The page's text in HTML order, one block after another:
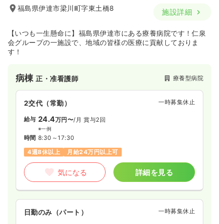
福島県伊達市梁川町字東土橋8 施設詳細
【いつも一生懸命に】福島県伊達市にある療養病院です！仁泉
会グループの一施設で、地域の皆様の医療に貢献しておりま
す！
病棟正・准看護師 療養型病院
2交代（常勤） 一時募集休止
給与 24.4万円〜/月 賞与2回
※一例
時間 8:30～17:30
4週8休以上
月給24万円以上可
気になる 詳細を見る
日勤のみ（パート） 一時募集休止